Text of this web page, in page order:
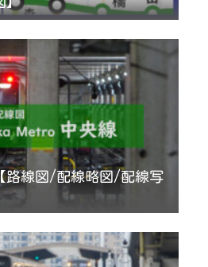
路線図/配線略図/配線写